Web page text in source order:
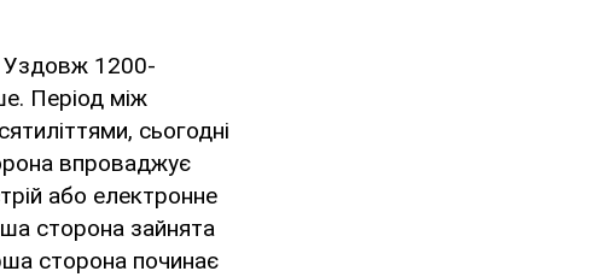
Уздовж 1200-
Період між
сьогодні
впроваджує
або електронне
сторона зайнята
сторона починає